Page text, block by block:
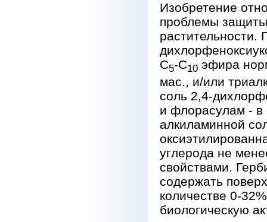
Изобретение
проблемы защиты
растительности.
С5-С10 эфира
мас., и/или
соль 2,4-
и флорасулам - в
алкиламинной
углерода не
свойствами.
содержать
количестве 0-
биологическую